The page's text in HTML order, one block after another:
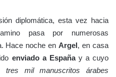
diplomática, esta vez hacia
pasa por numerosas
Hace noche enArgel, en casa
enviado a Españay a cuyo
tres mil manuscritos árabes